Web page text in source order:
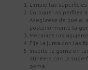
Limpie las
Coloque los perfiles
Asegúrese de que el
posteriormente la
Mecanice los
Fije la junta con las
Inserte la goma en
alinéela con la
goma.